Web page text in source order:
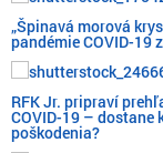
„Špinavá morová
pandémie COVID-19
RFK Jr. pripraví
COVID-19 – dostane
poškodenia?